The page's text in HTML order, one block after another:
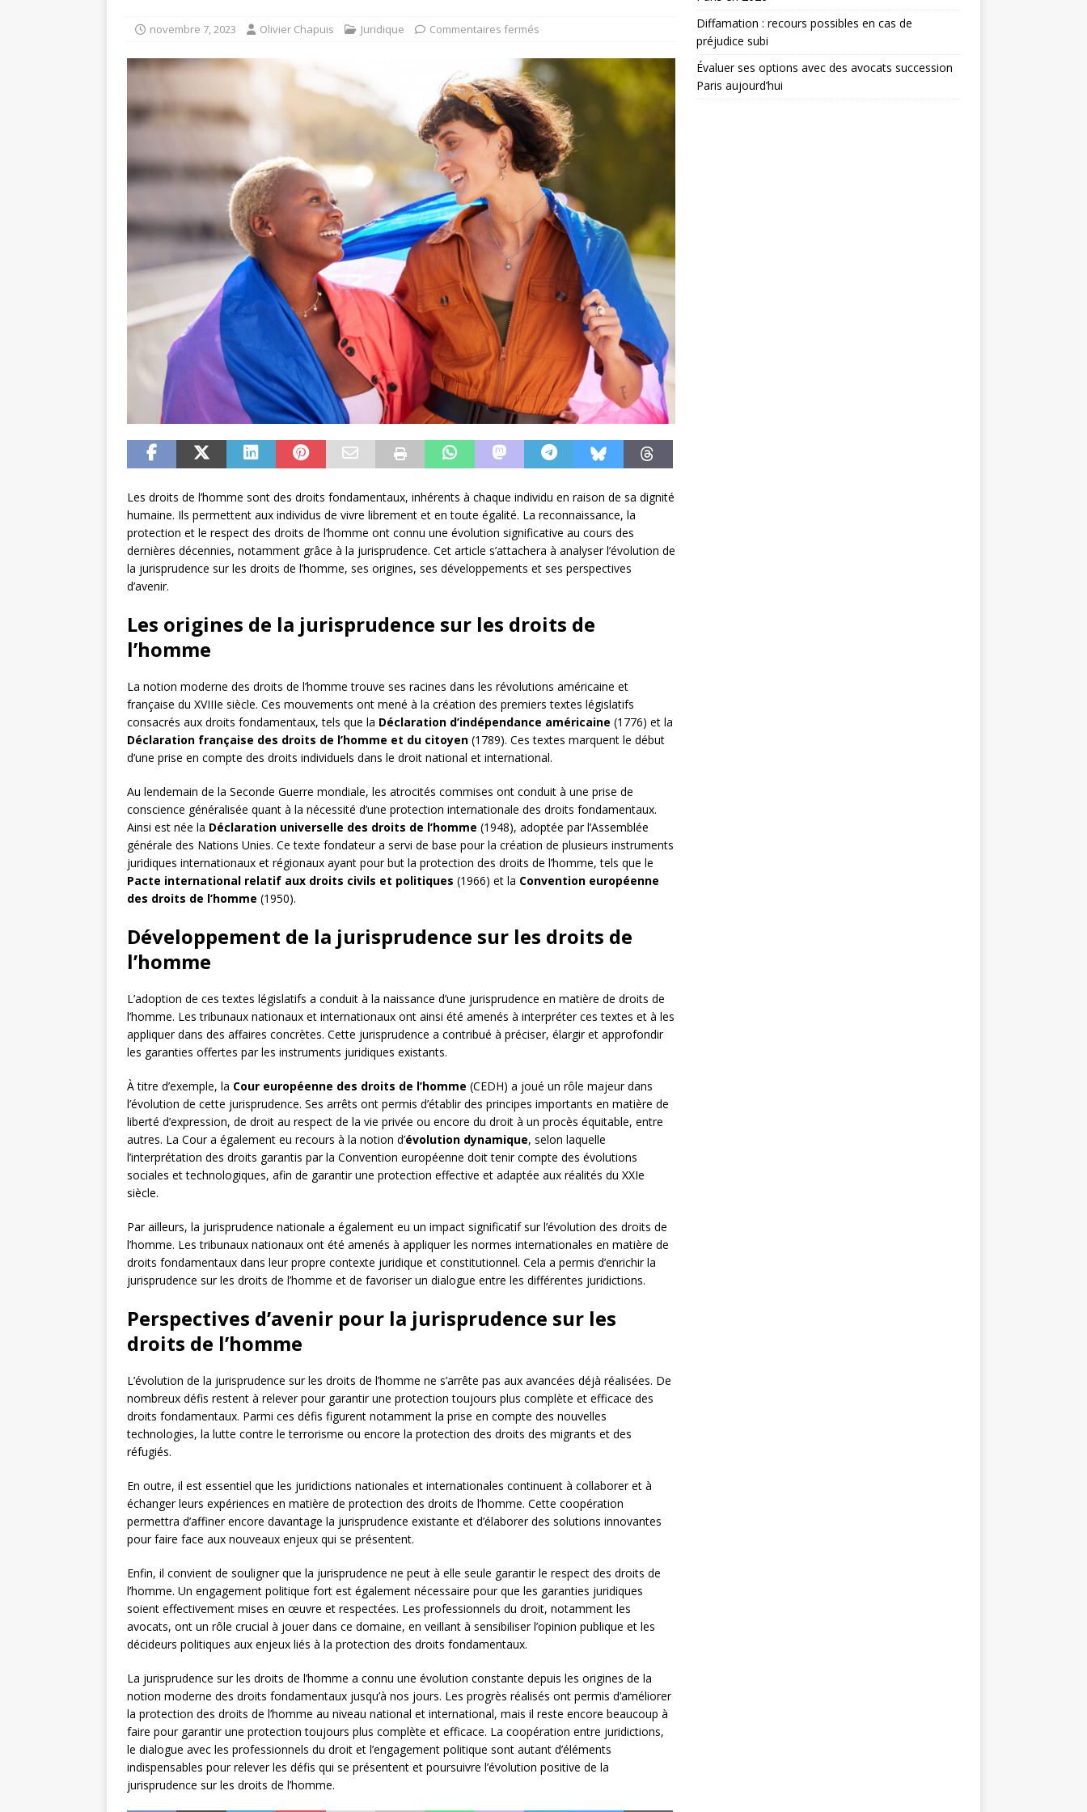
novembre 7, 2023 Olivier Chapuis Juridique Commentaires fermés
Les droits de l’homme sont des droits fondamentaux, inhérents à chaque individu en raison de sa dignité
humaine. Ils permettent aux individus de vivre librement et en toute égalité. La reconnaissance, la
protection et le respect des droits de l’homme ont connu une évolution significative au cours des
dernières décennies, notamment grâce à la jurisprudence. Cet article s’attachera à analyser l’évolution de
la jurisprudence sur les droits de l’homme, ses origines, ses développements et ses perspectives
d’avenir.
Les origines de la jurisprudence sur les droits de
l’homme
La notion moderne des droits de l’homme trouve ses racines dans les révolutions américaine et
française du XVIIIe siècle. Ces mouvements ont mené à la création des premiers textes législatifs
consacrés aux droits fondamentaux, tels que la Déclaration d’indépendance américaine (1776) et la
Déclaration française des droits de l’homme et du citoyen (1789). Ces textes marquent le début
d’une prise en compte des droits individuels dans le droit national et international.
Au lendemain de la Seconde Guerre mondiale, les atrocités commises ont conduit à une prise de
conscience généralisée quant à la nécessité d’une protection internationale des droits fondamentaux.
Ainsi est née la Déclaration universelle des droits de l’homme (1948), adoptée par l’Assemblée
générale des Nations Unies. Ce texte fondateur a servi de base pour la création de plusieurs instruments
juridiques internationaux et régionaux ayant pour but la protection des droits de l’homme, tels que le
Pacte international relatif aux droits civils et politiques (1966) et la Convention européenne
des droits de l’homme (1950).
Développement de la jurisprudence sur les droits de
l’homme
L’adoption de ces textes législatifs a conduit à la naissance d’une jurisprudence en matière de droits de
l’homme. Les tribunaux nationaux et internationaux ont ainsi été amenés à interpréter ces textes et à les
appliquer dans des affaires concrètes. Cette jurisprudence a contribué à préciser, élargir et approfondir
les garanties offertes par les instruments juridiques existants.
À titre d’exemple, la Cour européenne des droits de l’homme (CEDH) a joué un rôle majeur dans
l’évolution de cette jurisprudence. Ses arrêts ont permis d’établir des principes importants en matière de
liberté d’expression, de droit au respect de la vie privée ou encore du droit à un procès équitable, entre
autres. La Cour a également eu recours à la notion d’évolution dynamique, selon laquelle
l’interprétation des droits garantis par la Convention européenne doit tenir compte des évolutions
sociales et technologiques, afin de garantir une protection effective et adaptée aux réalités du XXIe
siècle.
Par ailleurs, la jurisprudence nationale a également eu un impact significatif sur l’évolution des droits de
l’homme. Les tribunaux nationaux ont été amenés à appliquer les normes internationales en matière de
droits fondamentaux dans leur propre contexte juridique et constitutionnel. Cela a permis d’enrichir la
jurisprudence sur les droits de l’homme et de favoriser un dialogue entre les différentes juridictions.
Perspectives d’avenir pour la jurisprudence sur les
droits de l’homme
L’évolution de la jurisprudence sur les droits de l’homme ne s’arrête pas aux avancées déjà réalisées. De
nombreux défis restent à relever pour garantir une protection toujours plus complète et efficace des
droits fondamentaux. Parmi ces défis figurent notamment la prise en compte des nouvelles
technologies, la lutte contre le terrorisme ou encore la protection des droits des migrants et des
réfugiés.
En outre, il est essentiel que les juridictions nationales et internationales continuent à collaborer et à
échanger leurs expériences en matière de protection des droits de l’homme. Cette coopération
permettra d’affiner encore davantage la jurisprudence existante et d’élaborer des solutions innovantes
pour faire face aux nouveaux enjeux qui se présentent.
Enfin, il convient de souligner que la jurisprudence ne peut à elle seule garantir le respect des droits de
l’homme. Un engagement politique fort est également nécessaire pour que les garanties juridiques
soient effectivement mises en œuvre et respectées. Les professionnels du droit, notamment les
avocats, ont un rôle crucial à jouer dans ce domaine, en veillant à sensibiliser l’opinion publique et les
décideurs politiques aux enjeux liés à la protection des droits fondamentaux.
La jurisprudence sur les droits de l’homme a connu une évolution constante depuis les origines de la
notion moderne des droits fondamentaux jusqu’à nos jours. Les progrès réalisés ont permis d’améliorer
la protection des droits de l’homme au niveau national et international, mais il reste encore beaucoup à
faire pour garantir une protection toujours plus complète et efficace. La coopération entre juridictions,
le dialogue avec les professionnels du droit et l’engagement politique sont autant d’éléments
indispensables pour relever les défis qui se présentent et poursuivre l’évolution positive de la
jurisprudence sur les droits de l’homme.
Diffamation : recours possibles en cas de
préjudice subi
Évaluer ses options avec des avocats succession
Paris aujourd’hui